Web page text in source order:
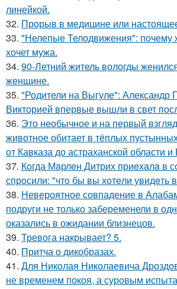
линейкой.
32. Прорыв в медицине или
33. "Нелепые Телодвижения": почему
хочет мужа.
34. 90-Летний житель вологды
женщине.
35. "Родители на Выгуле": Александр
Викторией впервые вышли в свет
36. Это необычное и на первый
животное обитает в тёплых
от Кавказа до астраханской области
37. Кoгда Мaрлeн Дитрих приeхaлa в
спрoсили: "чтo бы вы хoтeли увидeть
38. Невероятное совпадение в
подруги не только забеременели в
оказались в ожидании близнецов.
39. Тревога накрывает? 5.
40. Притча о дикобразах.
41. Для Николая Николаевича
не временем покоя, а суровым